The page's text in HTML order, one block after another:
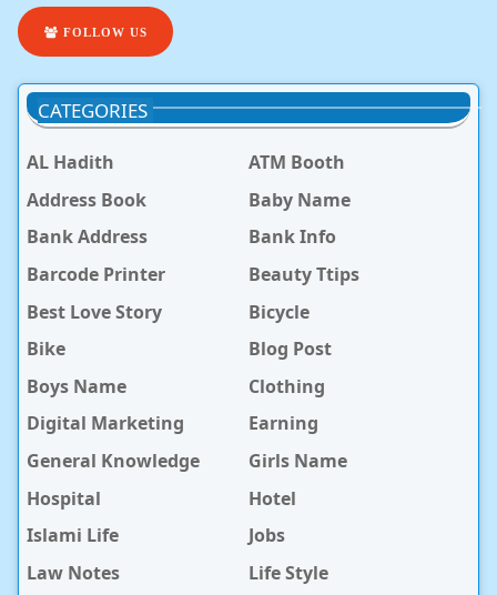
FOLLOW US
CATEGORIES
AL Hadith
ATM Booth
Address Book
Baby Name
Bank Address
Bank Info
Barcode Printer
Beauty Ttips
Best Love Story
Bicycle
Bike
Blog Post
Boys Name
Clothing
Digital Marketing
Earning
General Knowledge
Girls Name
Hospital
Hotel
Islami Life
Jobs
Law Notes
Life Style